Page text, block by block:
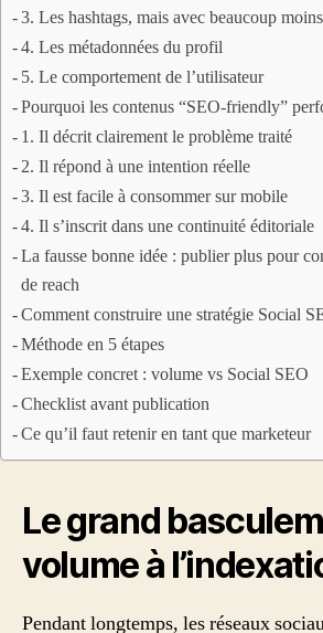
3. Les hashtags, mais avec beaucoup
4. Les métadonnées du profil
5. Le comportement de l’utilisateur
Pourquoi les contenus “SEO-friendly”
1. Il décrit clairement le problème traité
2. Il répond à une intention réelle
3. Il est facile à consommer sur mobile
4. Il s’inscrit dans une continuité éditoriale
La fausse bonne idée : publier plus pour
de reach
Comment construire une stratégie Social
Méthode en 5 étapes
Exemple concret : volume vs Social SEO
Checklist avant publication
Ce qu’il faut retenir en tant que marketeur
Le grand
volume à
Pendant longtemps, les réseaux